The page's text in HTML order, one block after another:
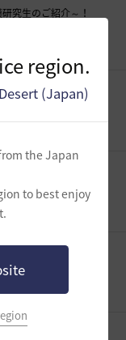
region.
(Japan)
the Japan
to best enjoy
究生のご紹介～！
援ライブ配信視聴キ
品をご紹介します。
ガイド